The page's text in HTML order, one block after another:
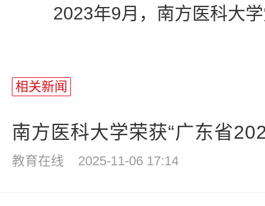
2023年9月，南方医科大学
相关新闻
南方医科大学荣获“广东省
教育在线 2025-11-06 17:14